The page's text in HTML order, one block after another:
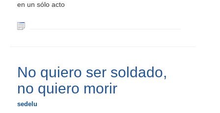
en un sólo acto
No quiero ser soldado,
no quiero morir
sedelu